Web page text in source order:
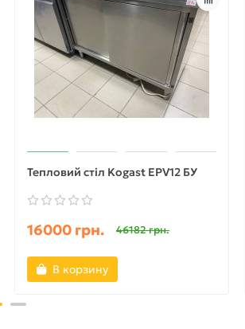
Тепловий стіл Kogast EPV12 БУ
16000 грн. 46182 грн.
В корзину